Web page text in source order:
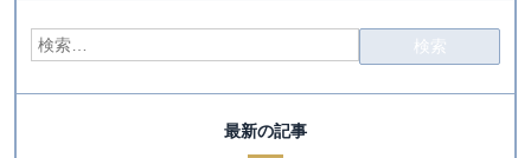
最新の記事